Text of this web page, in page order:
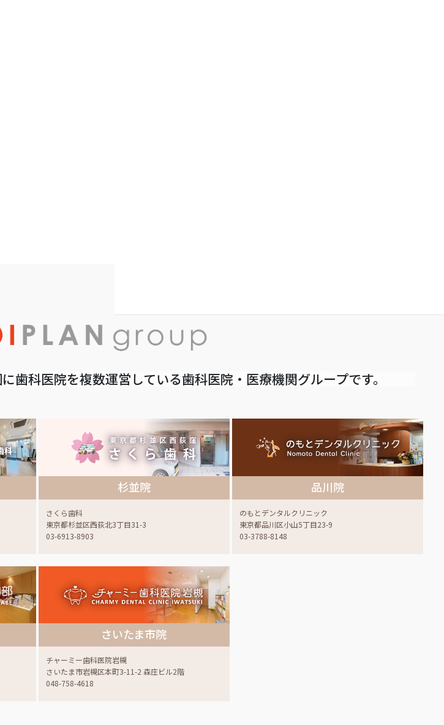
歯科医院を複数運営している歯科医院・医療機関グループです。
杉並院
さくら歯科
東京都杉並区西荻北3丁目31-3
03-6913-8903
品川院
のもとデンタルクリニック
東京都品川区小山5丁目23-9
03-3788-8148
さいたま市院
チャーミー歯科医院岩槻
さいたま市岩槻区本町3-11-2 森庄ビル2階
048-758-4618